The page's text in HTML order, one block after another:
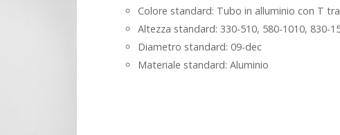
Colore standard: Tubo in alluminio con T
Altezza standard: 330-510, 580-1010, 830-
Diametro standard: 09-dec
Materiale standard: Aluminio